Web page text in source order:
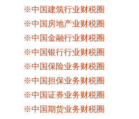
※中国建筑行业财税圈
※中国房地产业财税圈
※中国金融行业财税圈
※中国银行行业财税圈
※中国保险业务财税圈
※中国担保业务财税圈
※中国证券业务财税圈
※中国期货业务财税圈